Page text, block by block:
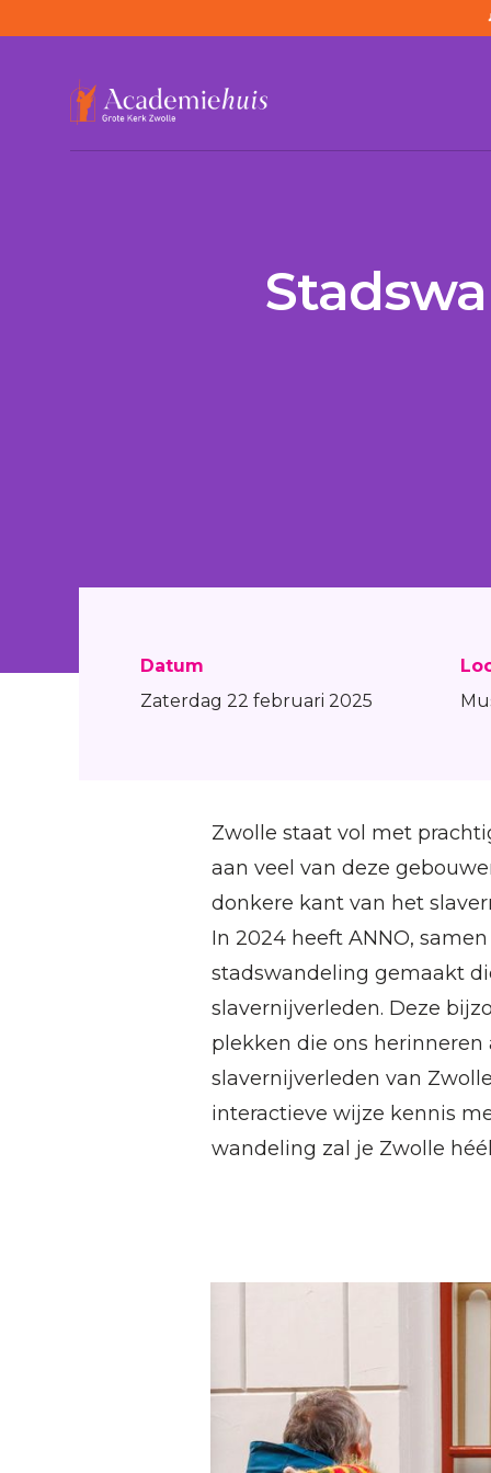
Datum
Zaterdag 22 februari 2025
Zwolle staat vol met
aan veel van deze
donkere kant van het
In 2024 heeft ANNO,
stadswandeling gemaakt
slavernijverleden. Deze
plekken die ons
slavernijverleden van
interactieve wijze kennis
wandeling zal je Zwolle